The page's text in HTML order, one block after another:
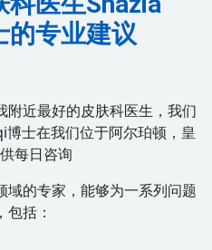
的专业建议
近最好的皮肤科医生，我们
士在我们位于阿尔珀顿，皇
每日咨询
的专家，能够为一系列问题
括：